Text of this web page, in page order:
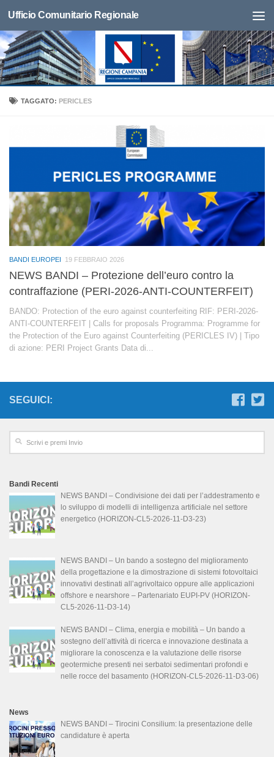
Ufficio Comunitario Regionale
TAGGATO: PERICLES
BANDI EUROPEI 19 FEBBRAIO 2026
NEWS BANDI – Protezione dell’euro contro la
contraffazione (PERI-2026-ANTI-COUNTERFEIT)
BANDO: Protection of the euro against counterfeiting RIF: PERI-2026-
ANTI-COUNTERFEIT | Calls for proposals Programma: Programme for
the Protection of the Euro against Counterfeiting (PERICLES IV) | Tipo
di azione: PERI Project Grants Data di...
SEGUICI:
Bandi Recenti
NEWS BANDI – Condivisione dei dati per l’addestramento e
lo sviluppo di modelli di intelligenza artificiale nel settore
energetico (HORIZON-CL5-2026-11-D3-23)
NEWS BANDI – Un bando a sostegno del miglioramento
della progettazione e la dimostrazione di sistemi fotovoltaici
innovativi destinati all’agrivoltaico oppure alle applicazioni
offshore e nearshore – Partenariato EUPI-PV (HORIZON-
CL5-2026-11-D3-14)
NEWS BANDI – Clima, energia e mobilità – Un bando a
sostegno dell’attività di ricerca e innovazione destinata a
migliorare la conoscenza e la valutazione delle risorse
geotermiche presenti nei serbatoi sedimentari profondi e
nelle rocce del basamento (HORIZON-CL5-2026-11-D3-06)
News
NEWS BANDI – Tirocini Consilium: la presentazione delle
candidature è aperta